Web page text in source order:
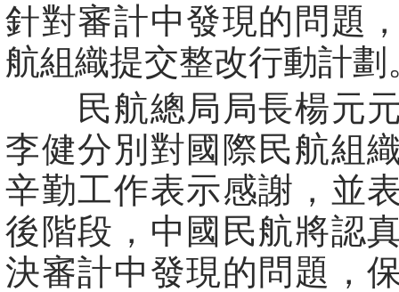
針對審計中發現的問題
航組織提交整改行動計劃
民航總局局長楊元元
李健分別對國際民航組
辛勤工作表示感謝，並
後階段，中國民航將認
決審計中發現的問題，